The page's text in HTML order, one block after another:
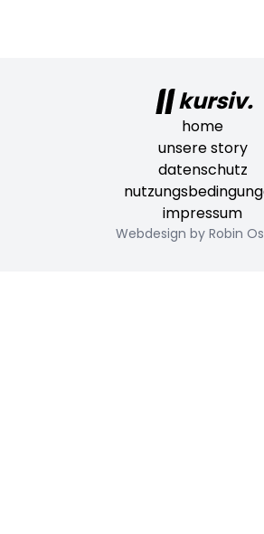
kursiv.
home
unsere story
datenschutz
impressum
Webdesign by Robin